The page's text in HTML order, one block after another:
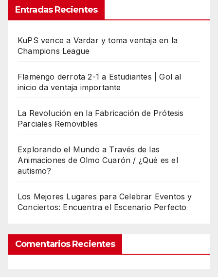
Entradas Recientes
KuPS vence a Vardar y toma ventaja en la
Champions League
Flamengo derrota 2-1 a Estudiantes | Gol al
inicio da ventaja importante
La Revolución en la Fabricación de Prótesis
Parciales Removibles
Explorando el Mundo a Través de las
Animaciones de Olmo Cuarón / ¿Qué es el
autismo?
Los Mejores Lugares para Celebrar Eventos y
Conciertos: Encuentra el Escenario Perfecto
Comentarios Recientes